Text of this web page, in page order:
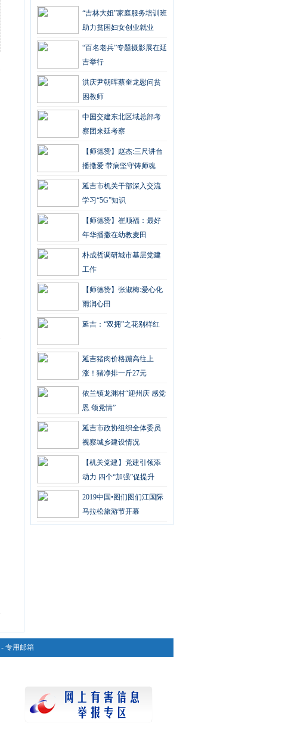
“吉林大姐”家庭服务培训班
助力贫困妇女创业就业
“百名老兵”专题摄影展在延
吉举行
洪庆尹朝晖蔡奎龙慰问贫
困教师
中国交建东北区域总部考
察团来延考察
【师德赞】赵杰:三尺讲台
播撒爱 带病坚守铸师魂
延吉市机关干部深入交流
学习“5G”知识
【师德赞】崔顺福：最好
年华播撒在幼教麦田
朴成哲调研城市基层党建
工作
【师德赞】张淑梅:爱心化
雨润心田
延吉：“双拥”之花别样红
延吉猪肉价格蹦高往上
涨！猪净排一斤27元
依兰镇龙渊村“迎州庆 感党
恩 颂党情”
延吉市政协组织全体委员
视察城乡建设情况
【机关党建】党建引领添
动力 四个“加强”促提升
2019中国•图们图们江国际
马拉松旅游节开幕
- 专用邮箱